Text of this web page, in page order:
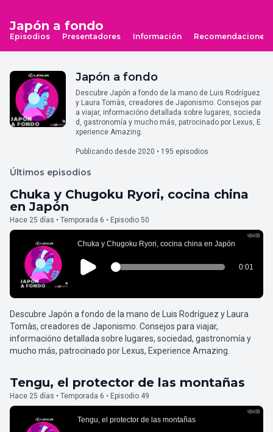
Japón a fondo
Episodios Presentadores Información Recomendaciones
Japón a fondo
Descubre Japón a fondo de la mano de Luis Rodríguez
y Laura Tomàs, creadores de Japonismo. Consejos par
a viajar, informacióno detallada sobre lugares, socieda
d, gastronomía y mucho más, patrocinado por Lexus, E
xperience Amazing.
Publicando desde 2020 • 195 episodios
Últimos episodios
Chuka y Chugoku Ryori, cocina china
en Japón
Hace 25 días • Temporada 6 • Episodio 50
Descubre Japón a fondo de la mano de Luis Rodríguez y Laura
Tomàs, creadores de Japonismo. Consejos para viajar,
informacióno detallada sobre lugares, sociedad, gastronomía y
mucho más, patrocinado por Lexus, Experience Amazing.
Tengu, el protector de las montañas
Hace 25 días • Temporada 6 • Episodio 49